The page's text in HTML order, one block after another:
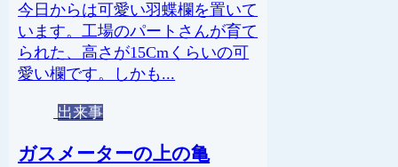
今日からは可愛い羽蝶欄を置いて
います。工場のパートさんが育て
られた、高さが15Cmくらいの可
愛い欄です。しかも...
出来事
ガスメーターの上の亀